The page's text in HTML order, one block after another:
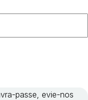
passe, evie-nos